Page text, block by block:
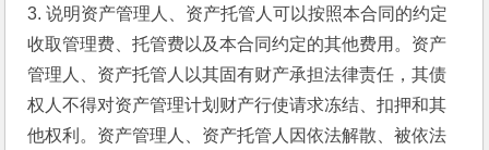
3. 说明资产管理人、资产托管人可以按照本合同的约定
收取管理费、托管费以及本合同约定的其他费用。资产
管理人、资产托管人以其固有财产承担法律责任，其债
权人不得对资产管理计划财产行使请求冻结、扣押和其
他权利。资产管理人、资产托管人因依法解散、被依法